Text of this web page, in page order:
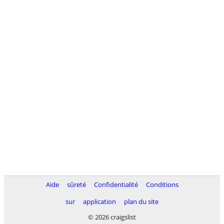
Aide sûreté Confidentialité
Conditions
sur
application
plan du site
© 2026 craigslist